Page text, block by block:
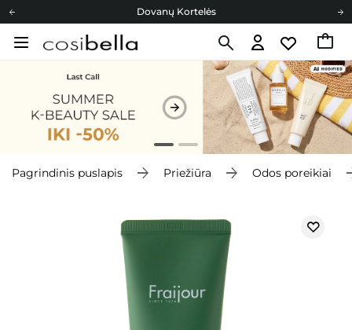
Dovanų Kortelės
Cosibella lojalumo programa
Dovanų Kortelės
Pagrindinis puslapis Priežiūra Odos poreikiai